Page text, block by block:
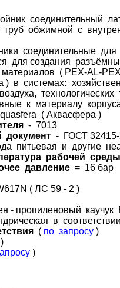
соединительный
труб обжимной с
соединительные
для создания
материалов ( PEX-AL-PEX
) в системах:
,
к материалу
( Аквасфера )
- 7013
документ - ГОСТ
питьевая и другие
рабочей среды
давление = 16 бар
( ЛС 59 - 2 )
- пропиленовый каучук
в
( по запросу )
)
)